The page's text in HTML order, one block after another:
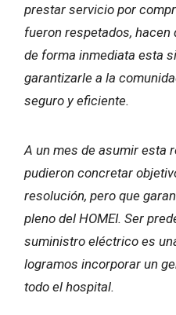
prestar servicio por
fueron respetados, hacen
de forma inmediata esta
garantizarle a la
seguro y eficiente.
A un mes de asumir esta
pudieron concretar
resolución, pero que
pleno del HOMEI. Ser
suministro eléctrico es
logramos incorporar un
todo el hospital.